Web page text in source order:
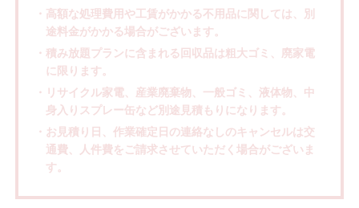
・高額な処理費用や工賃がかかる不用品に関しては、別
途料金がかかる場合がございます。
・積み放題プランに含まれる回収品は粗大ゴミ、廃家電
に限ります。
・リサイクル家電、産業廃棄物、一般ゴミ、液体物、中
身入りスプレー缶など別途見積もりになります。
・お見積り日、作業確定日の連絡なしのキャンセルは交
通費、人件費をご請求させていただく場合がございま
す。